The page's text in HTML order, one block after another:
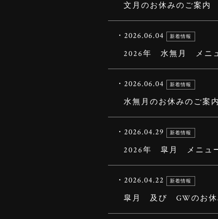
文月のお休みのご案内
・2026.06.04 新着情報
2026年 水無月 メニ
・2026.06.04 新着情報
水無月のお休みのご案内
・2026.04.29 新着情報
2026年 皐月 メニュ
・2026.04.22 新着情報
皐月 及び GWのお休